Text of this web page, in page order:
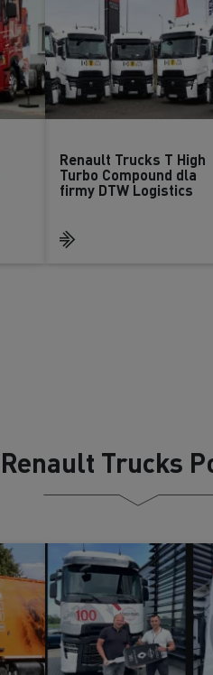
Renault Trucks T High
Turbo Compound dla
firmy DTW Logistics
Renault Trucks